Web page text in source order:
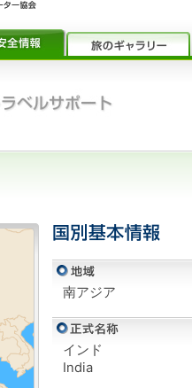
南アジア
インド
India